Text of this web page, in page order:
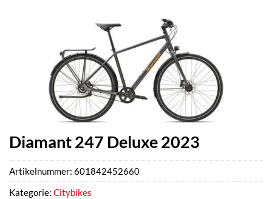
Diamant 247 Deluxe 2023
Artikelnummer: 601842452660
Kategorie: Citybikes